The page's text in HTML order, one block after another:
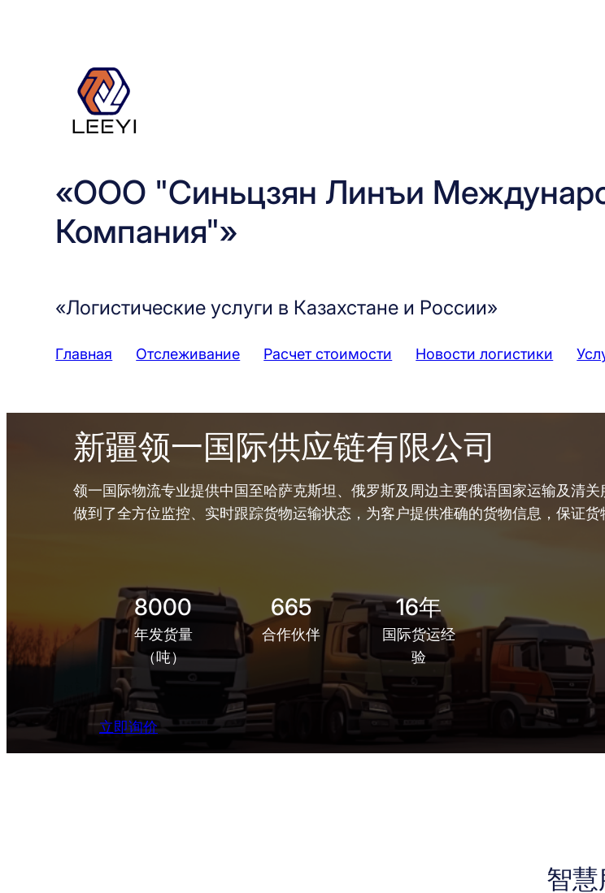
«ООО "Синьцзян Линъи
Компания"»
«Логистические услуги в Казахстане и России»
Главная Отслеживание Расчет стоимости Новости логистики
新疆领一国际供应链有限公司
领一国际物流专业提供中国至哈萨克斯坦、俄罗斯及周边主要俄语国家运输及清
做到了全方位监控、实时跟踪货物运输状态，为客户提供准确的货物信息，保证货
8000
年发货量
（吨）
665
合作伙伴
16年
国际货运经
验
立即询价
智